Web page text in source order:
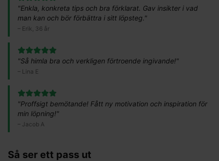
"Enkla, konkreta tips och bra förklarat. Gav insikter i vad
man kan och bör förbättra i sitt löpsteg."
– Erik, 36 år
"Så himla bra och verkligen förtroende ingivande!"
– Lina E
"Proffsigt bemötande! Fått ny motivation och inspiration för
min löpning!"
– Jacob A
Så ser ett pass ut